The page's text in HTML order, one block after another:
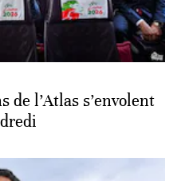
de l’Atlas s’envolent